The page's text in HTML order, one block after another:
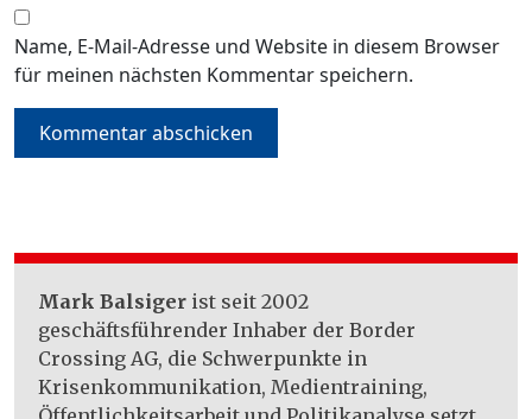
Name, E-Mail-Adresse und Website in diesem Browser
für meinen nächsten Kommentar speichern.
Mark Balsiger ist seit 2002
geschäftsführender Inhaber der Border
Crossing AG, die Schwerpunkte in
Krisenkommunikation, Medientraining,